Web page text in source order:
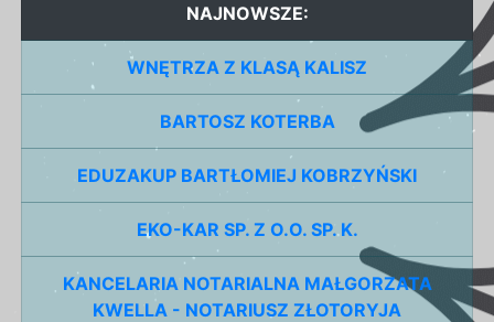
NAJNOWSZE:
WNĘTRZA Z KLASĄ KALISZ
BARTOSZ KOTERBA
EDUZAKUP BARTŁOMIEJ KOBRZYŃSKI
EKO-KAR SP. Z O.O. SP. K.
KANCELARIA NOTARIALNA MAŁGORZATA
KWELLA - NOTARIUSZ ZŁOTORYJA